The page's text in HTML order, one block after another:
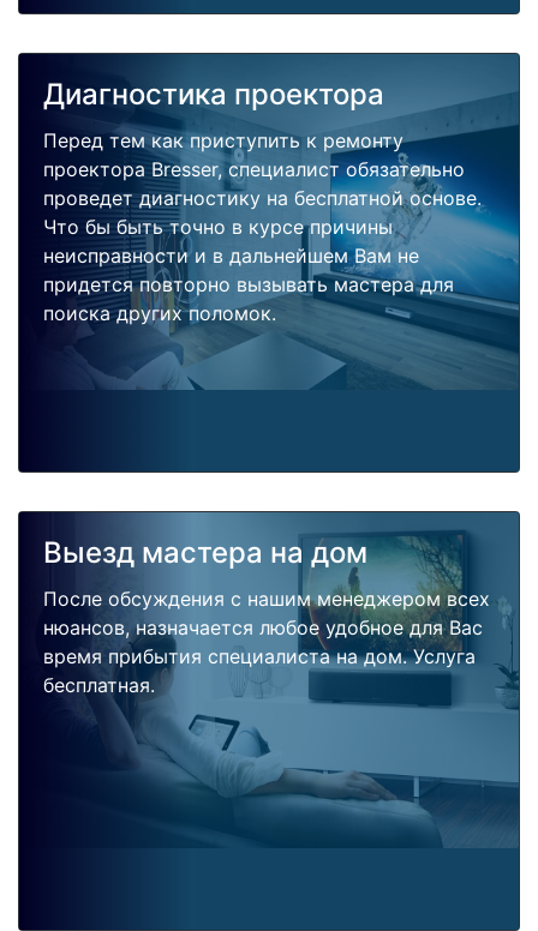
Диагностика проектора
Перед тем как приступить к ремонту
проектора Bresser, специалист обязательно
проведет диагностику на бесплатной основе.
Что бы быть точно в курсе причины
неисправности и в дальнейшем Вам не
придется повторно вызывать мастера для
поиска других поломок.
Выезд мастера на дом
После обсуждения с нашим менеджером всех
нюансов, назначается любое удобное для Вас
время прибытия специалиста на дом. Услуга
бесплатная.